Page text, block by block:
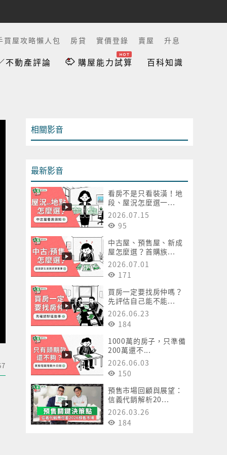
買屋攻略懶人包 房貸 實價登錄 賣屋 升息
不動產評論 購屋能力試算 百科知識
相關影音
最新影音
看房不是只看裝潢！地
段、屋況怎麼選一...
2026.07.15
95
中古屋、預售屋、新成
屋怎麼選？首購族...
2026.07.01
171
買房一定要找房仲嗎？
先評估自己能不能...
2026.06.23
184
1000萬的房子，只準備
200萬還不...
2026.06.03
150
預售市場回顧與展望：
信義代銷解析20...
2026.03.26
184